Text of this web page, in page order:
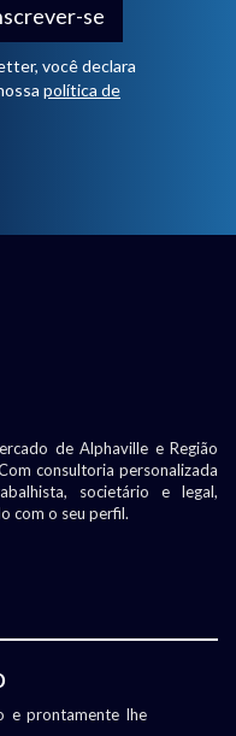
se
você declara
política de
de Alphaville e Região
consultoria personalizada
societário e legal,
com o seu perfil.
e prontamente lhe